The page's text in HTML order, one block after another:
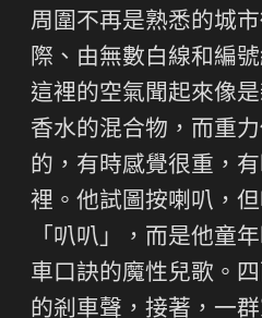
周圍不再是熟悉的城
際、由無數白線和編
這裡的空氣聞起來像
香水的混合物，而重
的，有時感覺很重，
裡。他試圖按喇叭，
「叭叭」，而是他童
車口訣的魔性兒歌。
的剎車聲，接著，一